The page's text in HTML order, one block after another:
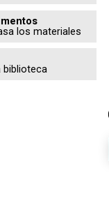
los materiales
biblioteca